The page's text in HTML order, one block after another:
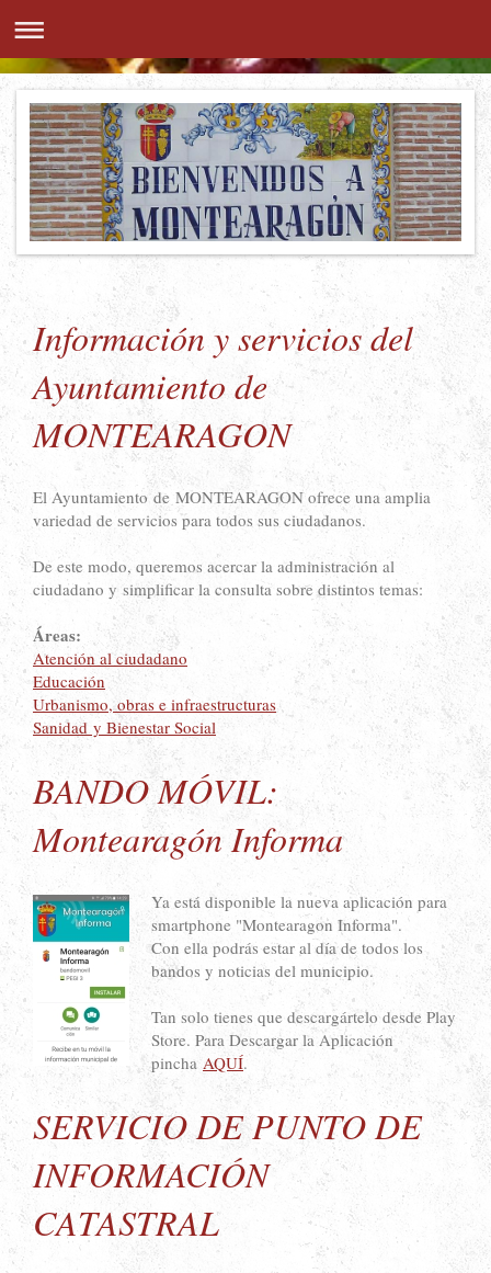
Información y servicios del
Ayuntamiento de
MONTEARAGON
El Ayuntamiento de MONTEARAGON ofrece una amplia
variedad de servicios para todos sus ciudadanos.
De este modo, queremos acercar la administración al
ciudadano y simplificar la consulta sobre distintos temas:
Áreas:
Atención al ciudadano
Educación
Urbanismo, obras e infraestructuras
Sanidad y Bienestar Social
BANDO MÓVIL:
Montearagón Informa
Ya está disponible la nueva aplicación para
smartphone "Montearagon Informa".
Con ella podrás estar al día de todos los
bandos y noticias del municipio.
Tan solo tienes que descargártelo desde Play
Store. Para Descargar la Aplicación
pincha AQUÍ.
SERVICIO DE PUNTO DE
INFORMACIÓN
CATASTRAL